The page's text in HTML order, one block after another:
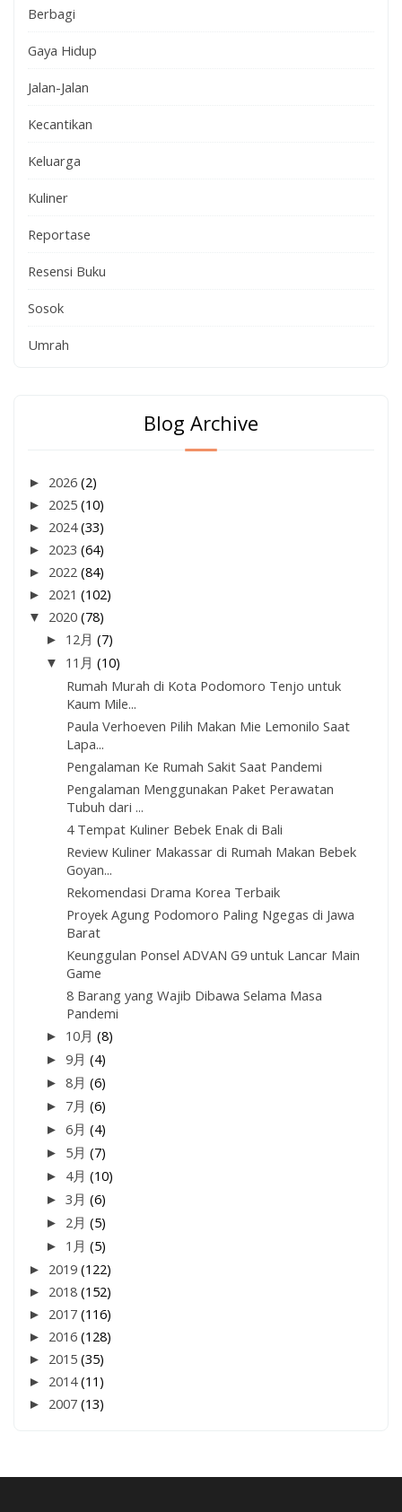
Berbagi
Gaya Hidup
Jalan-Jalan
Kecantikan
Keluarga
Kuliner
Reportase
Resensi Buku
Sosok
Umrah
Blog Archive
► 2026 (2)
► 2025 (10)
► 2024(33)
► 2023 (64)
► 2022 (84)
► 2021 (102)
▼ 2020 (78)
► 12月(7)
▼ 11月(10)
Rumah Murah di Kota Podomoro Tenjo untuk
Kaum Mile...
Paula Verhoeven Pilih Makan Mie Lemonilo Saat
Lapa...
Pengalaman Ke Rumah Sakit Saat Pandemi
Pengalaman Menggunakan Paket Perawatan
Tubuh dari ...
4 Tempat Kuliner Bebek Enak di Bali
Review Kuliner Makassar di Rumah Makan Bebek
Goyan...
Rekomendasi Drama Korea Terbaik
Proyek Agung Podomoro Paling Ngegas di Jawa
Barat
Keunggulan Ponsel ADVAN G9 untuk Lancar Main
Game
8 Barang yang Wajib Dibawa Selama Masa
Pandemi
► 10月(8)
►9月(4)
►8月(6)
► 7月(6)
►6月(4)
► 5月(7)
► 4月(10)
►3月(6)
► 2月(5)
► 1月(5)
► 2019 (122)
► 2018 (152)
► 2017 (116)
► 2016 (128)
► 2015 (35)
► 2014(11)
► 2007 (13)